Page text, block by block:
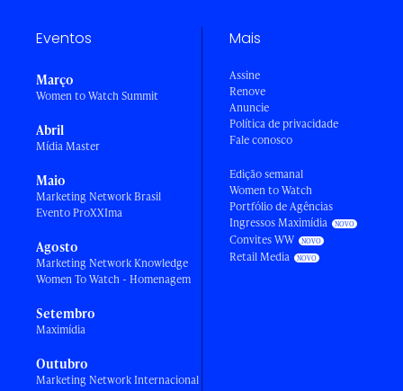
Eventos
Março
Women to Watch Summit
Abril
Mídia Master
Maio
Marketing Network Brasil
Evento ProXXIma
Agosto
Marketing Network Knowledge
Women To Watch - Homenagem
Setembro
Maximídia
Outubro
Marketing Network Internacional
Mais
Assine
Renove
Anuncie
Política de privacidade
Fale conosco
Edição semanal
Women to Watch
Portfólio de Agências
Ingressos Maximídia
Convites WW
Retail Media